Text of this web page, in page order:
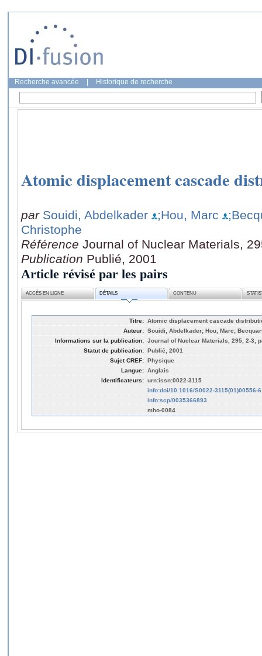
Recherche avancée Historique de recherche
Atomic displacement cascade
par Souidi, Abdelkader ;Hou, Marc
Christophe
Référence Journal of Nuclear Materials,
Publication Publié, 2001
Article révisé par les pairs
ACCÈS EN LIGNE DÉTAILS CONTENU
Titre: Atomic displacement cascade
Auteur: Souidi, Abdelkader; Hou, Marc;
Informations sur la publication: Journal of Nuclear Materials, 295, 2-3,
Statut de publication: Publié, 2001
Sujet CREF: Physique
Langue: Anglais
Identificateurs: urn:issn:0022-3115
info:doi/10.1016/S0022-3115(01)00556-6
info:scp/0035366893
mho-0084